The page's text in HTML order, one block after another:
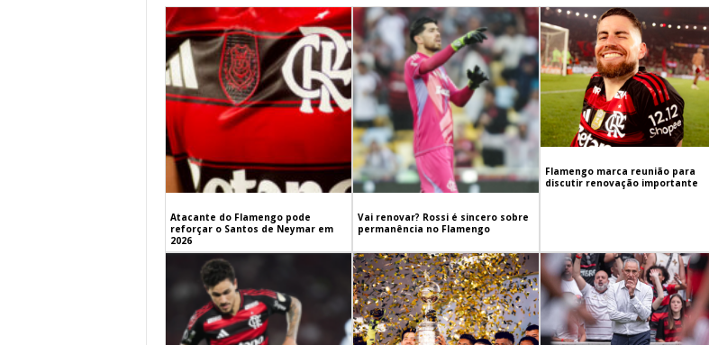
Atacante do Flamengo pode
reforçar o Santos de Neymar em
2026
Vai renovar? Rossi é sincero sobre
permanência no Flamengo
Flamengo marca reunião para
discutir renovação importante